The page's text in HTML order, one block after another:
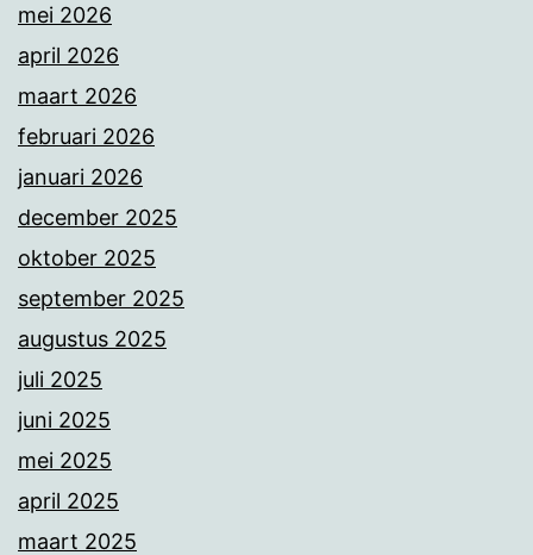
mei 2026
april 2026
maart 2026
februari 2026
januari 2026
december 2025
oktober 2025
september 2025
augustus 2025
juli 2025
juni 2025
mei 2025
april 2025
maart 2025